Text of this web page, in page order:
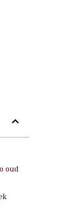
oud